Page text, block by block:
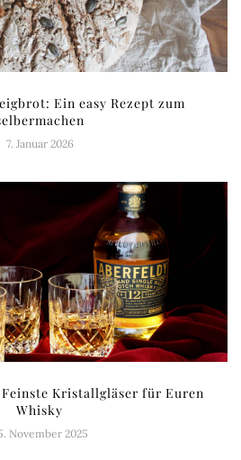
Ein easy Rezept zum
7. Januar 2026
Kristallgläser für Euren
Whisky
November 2025